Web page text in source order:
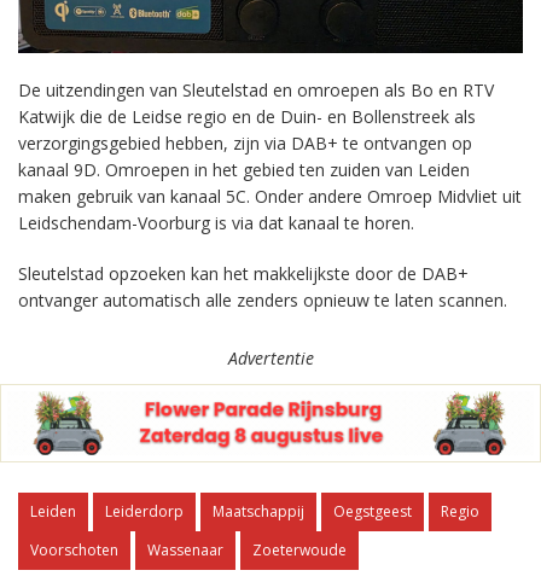
De uitzendingen van Sleutelstad en omroepen als Bo en RTV
Katwijk die de Leidse regio en de Duin- en Bollenstreek als
verzorgingsgebied hebben, zijn via DAB+ te ontvangen op
kanaal 9D. Omroepen in het gebied ten zuiden van Leiden
maken gebruik van kanaal 5C. Onder andere Omroep Midvliet uit
Leidschendam-Voorburg is via dat kanaal te horen.
Sleutelstad opzoeken kan het makkelijkste door de DAB+
ontvanger automatisch alle zenders opnieuw te laten scannen.
Advertentie
Leiden Leiderdorp Maatschappij Oegstgeest
Regio
Voorschoten
Wassenaar Zoeterwoude